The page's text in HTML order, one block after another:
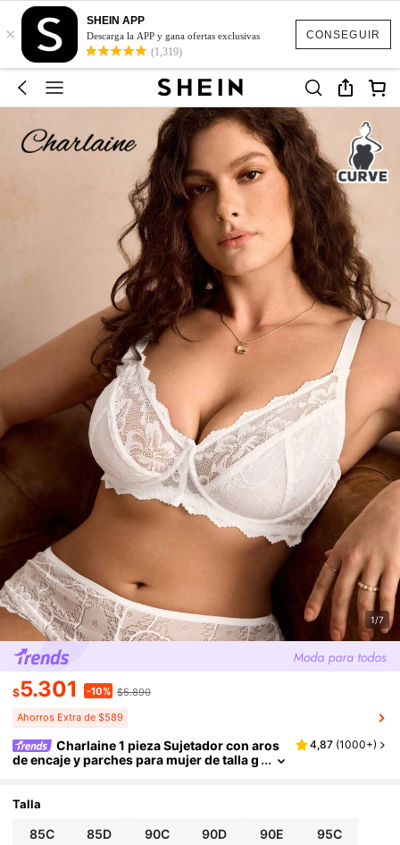
CONSEGUIR
×
SHEIN APP
Descarga la APP y gana ofertas exclusivas
(1,319)
1/7
$5.301 -10% $5.890
Ahorros Extra de $589
Charlaine 1 pieza Sujetador con aros
de encaje y parches para mujer de talla g
4,87 (1000+)
Talla
85C 85D 90C 90D 90E 95C